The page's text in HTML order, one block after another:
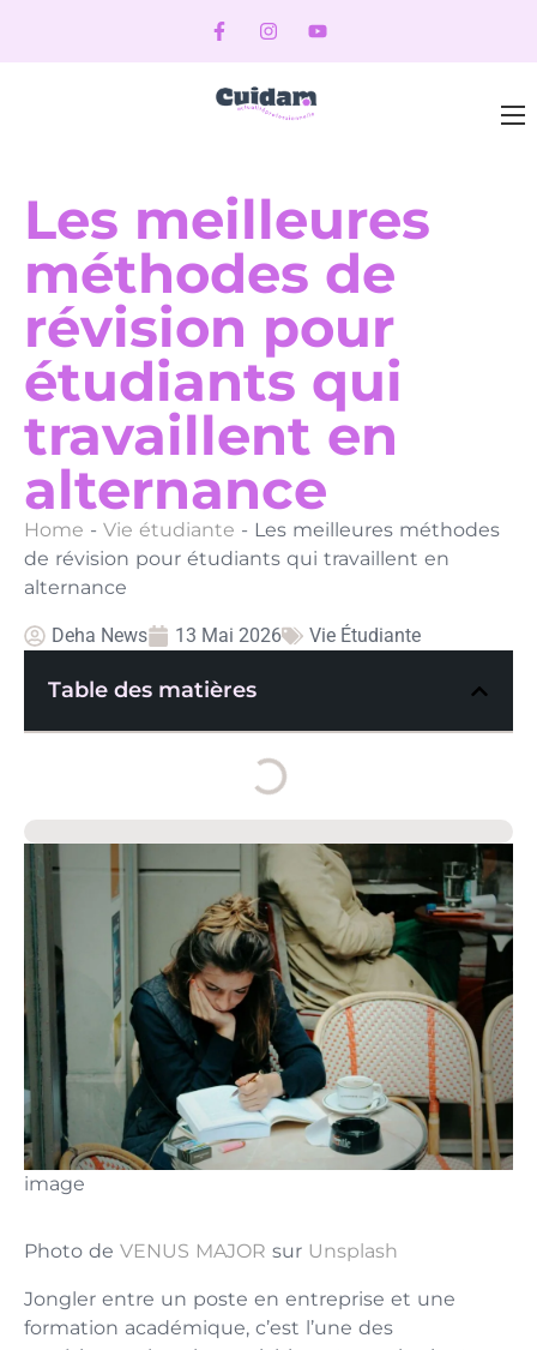
Les meilleures
méthodes de
révision pour
étudiants qui
travaillent en
alternance
Home - Vie étudiante - Les meilleures méthodes
de révision pour étudiants qui travaillent en
alternance
Deha News 13 Mai 2026 Vie Étudiante
Table des matières
image
Photo de VENUS MAJOR sur Unsplash
Jongler entre un poste en entreprise et une
formation académique, c’est l’une des